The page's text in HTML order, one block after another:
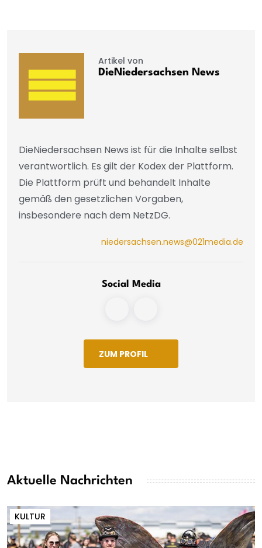
Artikel von
DieNiedersachsen News
DieNiedersachsen News ist für die Inhalte selbst
verantwortlich. Es gilt der Kodex der Plattform.
Die Plattform prüft und behandelt Inhalte
gemäß den gesetzlichen Vorgaben,
insbesondere nach dem NetzDG.
niedersachsen.news@021media.de
Social Media
ZUM PROFIL
Aktuelle Nachrichten
KULTUR